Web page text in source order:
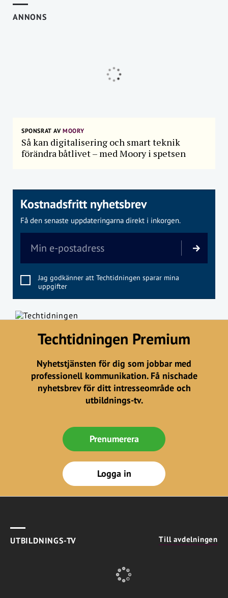
ANNONS
SPONSRAT AVMOORY
Så kan digitalisering och smart teknik
förändra båtlivet – med Moory i spetsen
Kostnadsfritt nyhetsbrev
Få den senaste uppdateringarna direkt i inkorgen.
Jag godkänner att Techtidningen sparar mina
uppgifter
Techtidningen Premium
Nyhetstjänsten för dig som jobbar med
professionell kommunikation. Få nischade
nyhetsbrev för ditt intresseområde och
utbildnings-tv.
Prenumerera
Logga in
UTBILDNINGS-TV Till avdelningen